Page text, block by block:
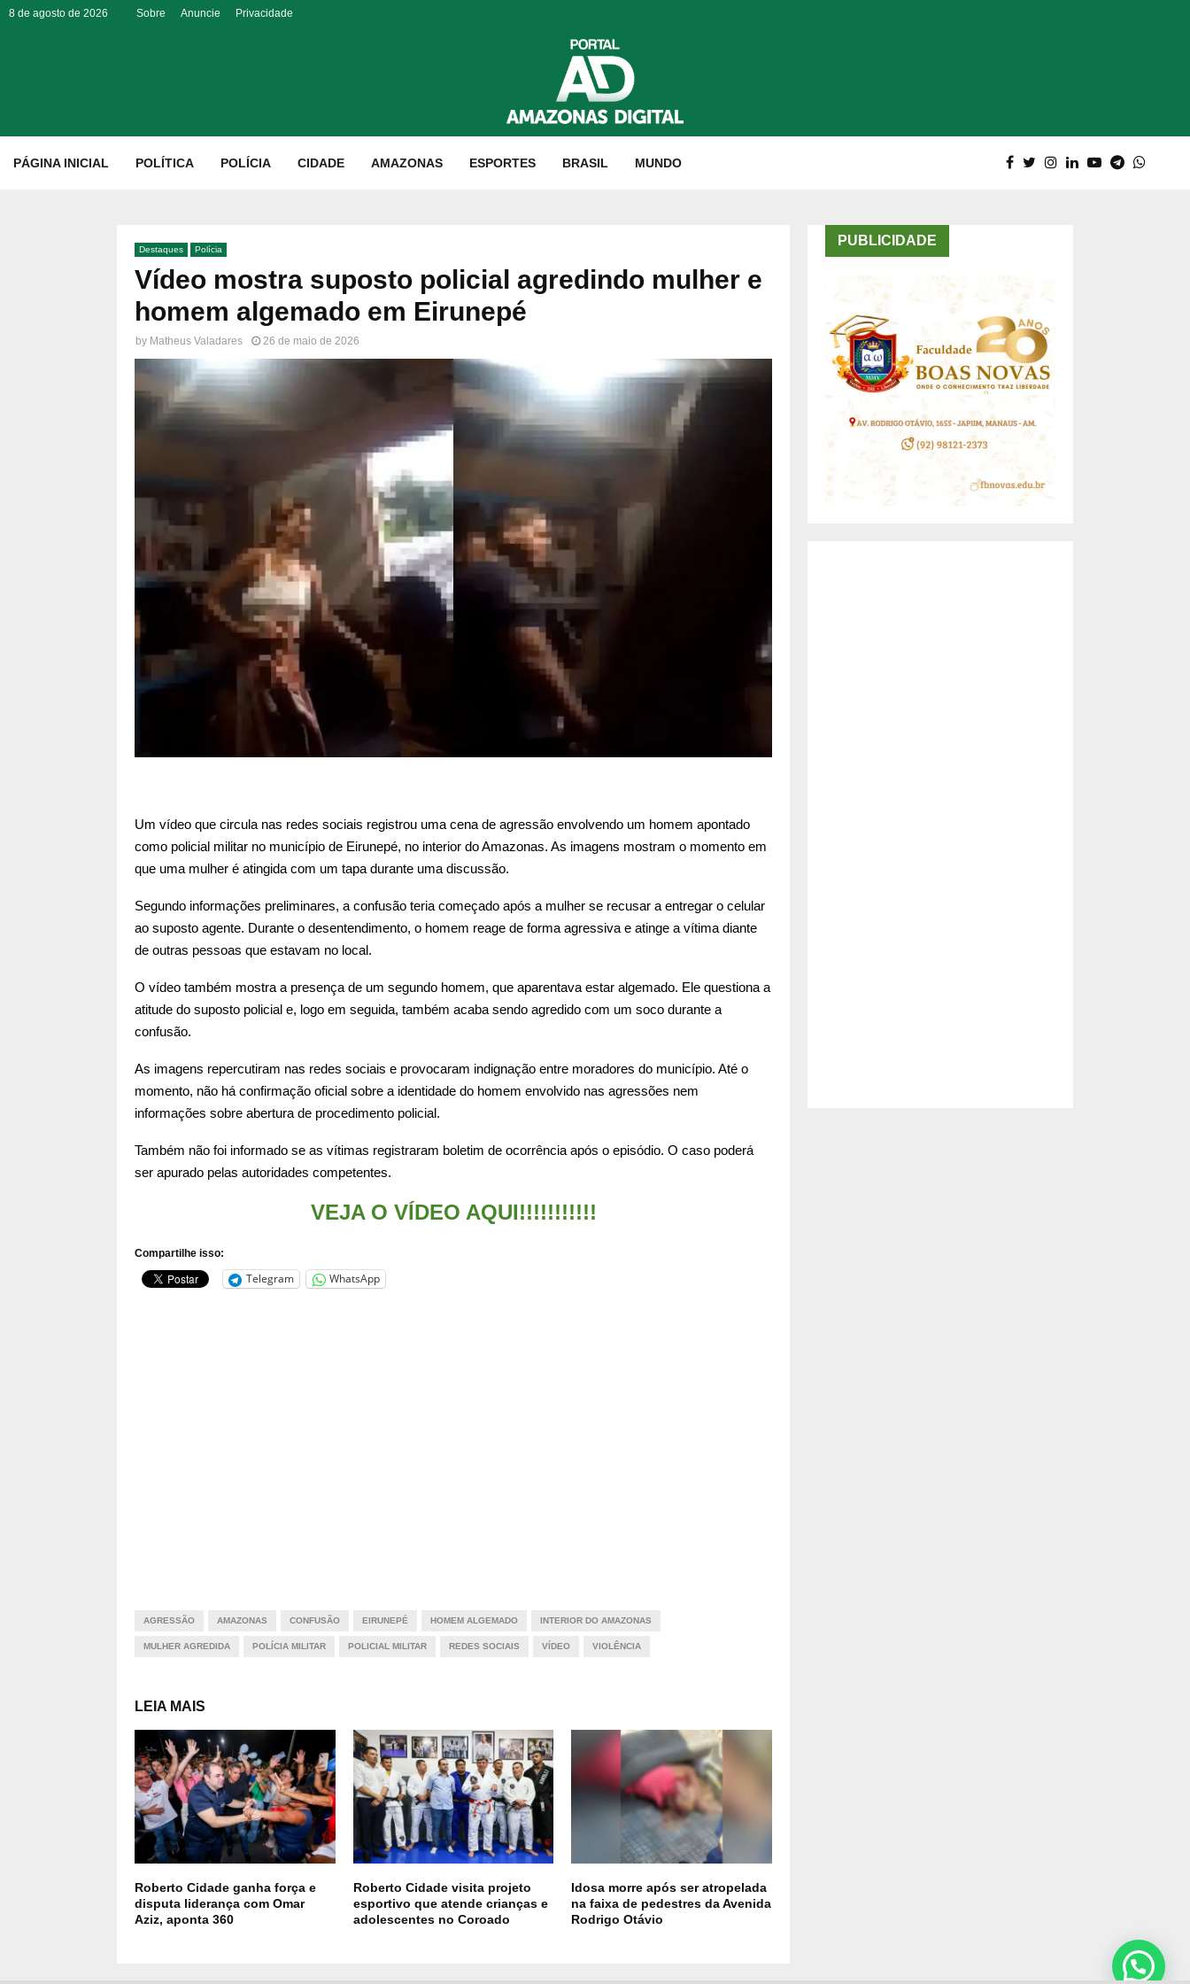
8 de agosto de 2026 Sobre Anuncie Privacidade
PÁGINA INICIAL POLÍTICA POLÍCIA CIDADE AMAZONAS ESPORTES BRASIL MUNDO
Destaques Polícia
Vídeo mostra suposto policial agredindo mulher e
homem algemado em Eirunepé
by Matheus Valadares 26 de maio de 2026
Um vídeo que circula nas redes sociais registrou uma cena de agressão envolvendo um homem apontado
como policial militar no município de Eirunepé, no interior do Amazonas. As imagens mostram o momento em
que uma mulher é atingida com um tapa durante uma discussão.
Segundo informações preliminares, a confusão teria começado após a mulher se recusar a entregar o celular
ao suposto agente. Durante o desentendimento, o homem reage de forma agressiva e atinge a vítima diante
de outras pessoas que estavam no local.
O vídeo também mostra a presença de um segundo homem, que aparentava estar algemado. Ele questiona a
atitude do suposto policial e, logo em seguida, também acaba sendo agredido com um soco durante a
confusão.
As imagens repercutiram nas redes sociais e provocaram indignação entre moradores do município. Até o
momento, não há confirmação oficial sobre a identidade do homem envolvido nas agressões nem
informações sobre abertura de procedimento policial.
Também não foi informado se as vítimas registraram boletim de ocorrência após o episódio. O caso poderá
ser apurado pelas autoridades competentes.
VEJA O VÍDEO AQUI!!!!!!!!!!!
Compartilhe isso:
Telegram WhatsApp
AGRESSÃO AMAZONAS CONFUSÃO EIRUNEPÉ HOMEM ALGEMADO INTERIOR DO AMAZONAS
MULHER AGREDIDA POLÍCIA MILITAR POLICIAL MILITAR REDES SOCIAIS VÍDEO VIOLÊNCIA
LEIA MAIS
Roberto Cidade ganha força e
disputa liderança com Omar
Aziz, aponta 360
Roberto Cidade visita projeto
esportivo que atende crianças e
adolescentes no Coroado
Idosa morre após ser atropelada
na faixa de pedestres da Avenida
Rodrigo Otávio
PUBLICIDADE